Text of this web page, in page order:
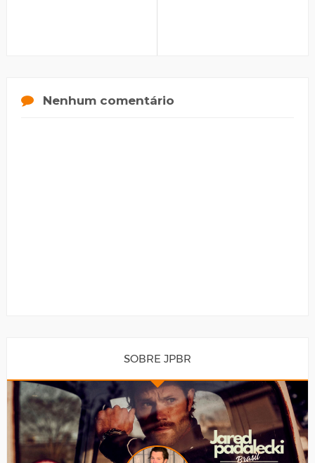
Nenhum comentário
SOBRE JPBR